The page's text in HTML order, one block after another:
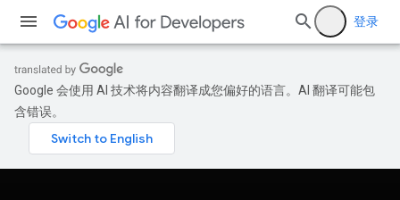
登录
Google 会使用 AI 技术将内容翻译成您偏好的语言。AI 翻译可能包
含错误。